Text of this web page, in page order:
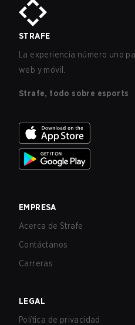
STRAFE
La experiencia número uno
web y móvil.
Strafe, todo sobre esports
EMPRESA
Acerca de Strafe
Contáctanos
Carreras
LEGAL
Política de privacidad